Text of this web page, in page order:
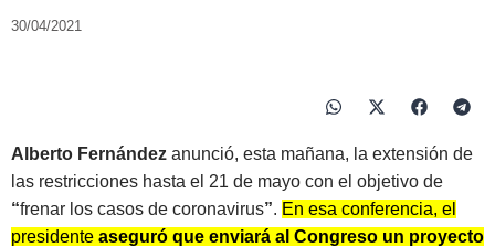
30/04/2021
Alberto Fernández anunció, esta mañana, la extensión de
las restricciones hasta el 21 de mayo con el objetivo de
“frenar los casos de coronavirus”. En esa conferencia, el
presidente aseguró que enviará al Congreso un proyecto